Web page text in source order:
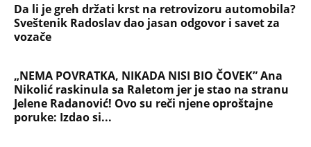
Da li je greh držati krst na retrovizoru automobila?
Sveštenik Radoslav dao jasan odgovor i savet za
vozače
„NEMA POVRATKA, NIKADA NISI BIO ČOVEK” Ana
Nikolić raskinula sa Raletom jer je stao na stranu
Jelene Radanović! Ovo su reči njene oproštajne
poruke: Izdao si...